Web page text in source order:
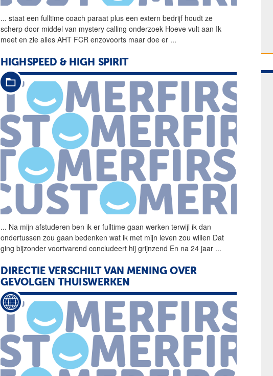
... staat eenfulltime coach paraat plus een extern bedrijf houdt ze
scherp door middel van mystery calling onderzoek Hoeve vult aan Ik
meet en zie alles AHT FCR enzovoorts maar doe er ...
HIGHSPEED & HIGH SPIRIT
... Na mijn afstuderen ben ik erfulltime gaan werken terwijl ik dan
ondertussen zou gaan bedenken wat ik met mijn leven zou willen Dat
ging bijzonder voortvarend concludeert hij grijnzend En na 24 jaar ...
DIRECTIE VERSCHILT VAN MENING OVER
GEVOLGEN THUISWERKEN